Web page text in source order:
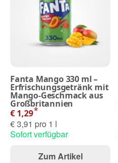
Fanta Mango 330 ml –
Erfrischungsgetränk mit
Mango-Geschmack aus
Großbritannien
€ 1,29*
€ 3,91 pro 1 l
Sofort verfügbar
Zum Artikel